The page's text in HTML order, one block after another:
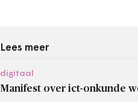
Lees meer
digitaal
Manifest over ict-onkunde